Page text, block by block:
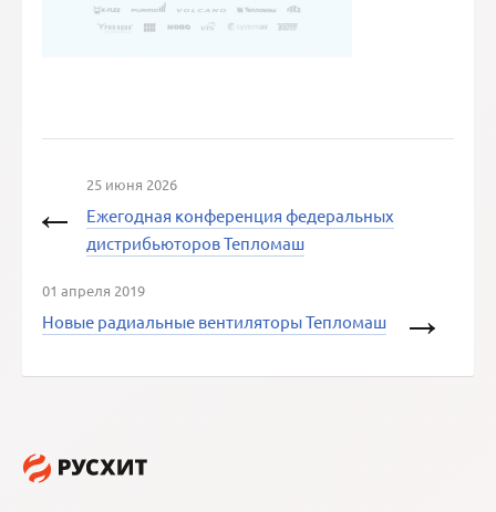
25 июня 2026
Ежегодная конференция федеральных
дистрибьюторов Тепломаш
01 апреля 2019
Новые радиальные вентиляторы Тепломаш